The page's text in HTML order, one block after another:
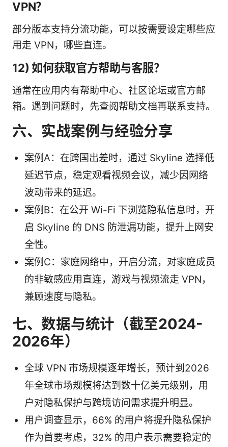
VPN？
部分版本支持分流功能，可以按需要设定哪些应
用走 VPN，哪些直连。
12) 如何获取官方帮助与客服？
通常在应用内有帮助中心、社区论坛或官方邮
箱。遇到问题时，先查阅帮助文档再联系支持。
六、实战案例与经验分享
案例A：在跨国出差时，通过 Skyline 选择低
延迟节点，稳定观看视频会议，减少因网络
波动带来的延迟。
案例B：在公开 Wi-Fi 下浏览隐私信息时，开
启 Skyline 的 DNS 防泄漏功能，提升上网安
全性。
案例C：家庭网络中，开启分流，对家庭成员
的非敏感应用直连，游戏与视频流走 VPN，
兼顾速度与隐私。
七、数据与统计（截至2024-
2026年）
全球 VPN 市场规模逐年增长，预计到2026
年全球市场规模将达到数十亿美元级别，用
户对隐私保护与跨境访问需求提升明显。
用户调查显示，66% 的用户将提升隐私保护
作为首要考虑，32% 的用户表示需要稳定的